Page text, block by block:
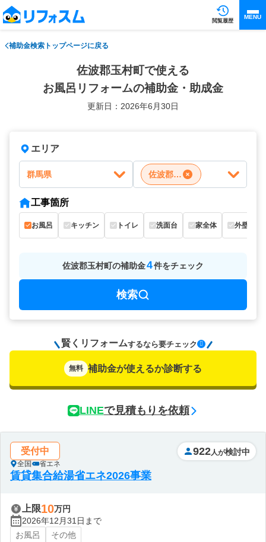
閲覧履歴
MENU
補助金検索トップページに戻る
佐波郡玉村町で使える
お風呂リフォームの補助金・助成金
更新日：2026年6月30日
エリア
群馬県 佐波郡玉村町
工事箇所
お風呂 キッチン トイレ 洗面台 家全体 外壁
佐波郡玉村町の補助金4件をチェック
検索
賢くリフォームするなら要チェック
無料 補助金が使えるか診断する
LINEで見積もりを依頼
受付中
全国 省エネ
922 人が検討中
賃貸集合給湯省エネ2026事業
上限10万円
2026年12月31日まで
お風呂
その他